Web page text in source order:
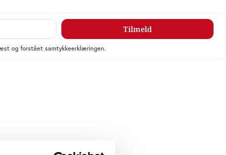
Tilmeld
og forstået samtykkeerklæringen.